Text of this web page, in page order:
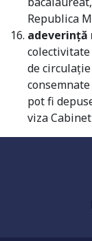
Republica
adeverință
de
pot fi
viza